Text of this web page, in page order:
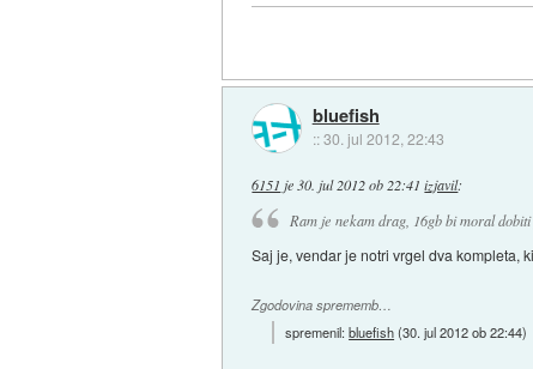
bluefish
::30. jul 2012, 22:43
6151 je 30. jul 2012 ob 22:41 izjavil:
Ram je nekam drag, 16gb bi moral dobiti
Saj je, vendar je notri vrgel dva kompleta,
Zgodovina sprememb…
spremenil:bluefish(30. jul 2012 ob 22:44)